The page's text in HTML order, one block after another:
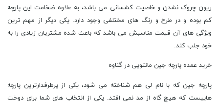
ریون چروک نشدن و خاصیت کشسانی می باشد، به علاوه ضخامت این پارچه
کم بوده و در طرح و رنگ های مختلفی وجود دارد. یکی دیگر از مهم ترین
ویژگی های آن قیمت مناسبش می باشد که باعث شده مشتریان زیادی را به
خود جلب کند.
خرید عمده پارچه جین مانتویی در گناوه
پارچه جین که با نام لی هم شناخته می شود، یکی از پرطرفدارترین پارچه
هاییست که هیچ گاه از مد نمی افتد. یکی از انتخاب های شما برای دوخت